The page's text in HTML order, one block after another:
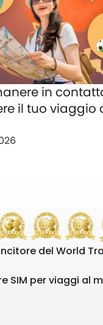
in
il tuo viaggio
del World
SIM per viaggi al